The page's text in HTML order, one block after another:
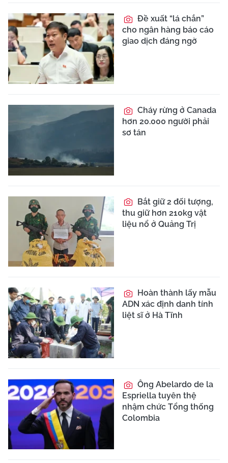
Đề xuất “lá chắn”
cho ngân hàng báo cáo
giao dịch đáng ngờ
Cháy rừng ở Canada
hơn 20.000 người phải
sơ tán
Bắt giữ 2 đối tượng,
thu giữ hơn 210kg vật
liệu nổ ở Quảng Trị
Hoàn thành lấy mẫu
ADN xác định danh tính
liệt sĩ ở Hà Tĩnh
Ông Abelardo de la
Espriella tuyên thệ
nhậm chức Tổng thống
Colombia